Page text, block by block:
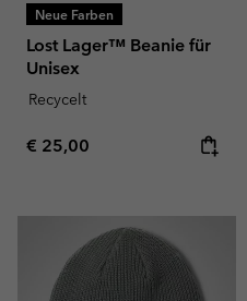
Neue Farben
Lost Lager™ Beanie für
Unisex
Recycelt
Regular price:
€ 25,00